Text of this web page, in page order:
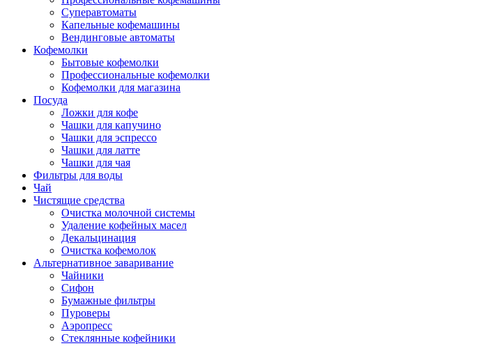
Суперавтоматы
Капельные кофемашины
Вендинговые автоматы
Кофемолки
Бытовые кофемолки
Профессиональные кофемолки
Кофемолки для магазина
Посуда
Ложки для кофе
Чашки для капучино
Чашки для эспрессо
Чашки для латте
Чашки для чая
Фильтры для воды
Чай
Чистящие средства
Очистка молочной системы
Удаление кофейных масел
Декальцинация
Очистка кофемолок
Альтернативное заваривание
Чайники
Сифон
Бумажные фильтры
Пуроверы
Аэропресс
Стеклянные кофейники